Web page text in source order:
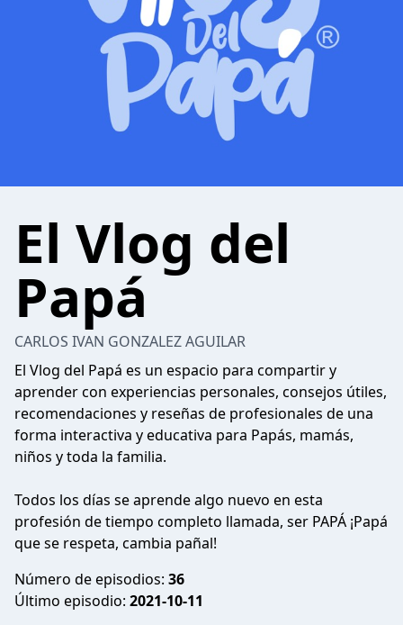
El Vlog del
Papá
CARLOS IVAN GONZALEZ AGUILAR
El Vlog del Papá es un espacio para compartir y
aprender con experiencias personales, consejos útiles,
recomendaciones y reseñas de profesionales de una
forma interactiva y educativa para Papás, mamás,
niños y toda la familia.
Todos los días se aprende algo nuevo en esta
profesión de tiempo completo llamada, ser PAPÁ ¡Papá
que se respeta, cambia pañal!
Número de episodios: 36
Último episodio: 2021-10-11